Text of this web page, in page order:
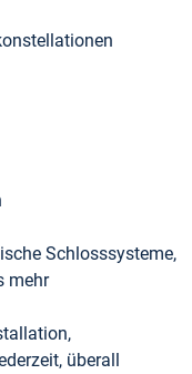
Schlosssysteme,
mehr
überall